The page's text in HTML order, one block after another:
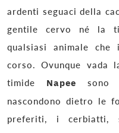
ardenti seguaci della
gentile cervo né la
qualsiasi animale
corso. Ovunque vada
timide Napee sono
nascondono dietro le
preferiti, i cerbiatti,